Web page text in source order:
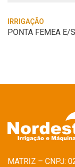
IRRIGAÇÃO
MATRIZ – CNPJ: